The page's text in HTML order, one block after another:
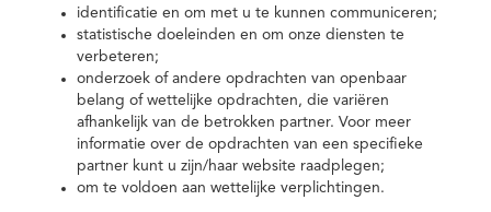
identificatie en om met u te kunnen communiceren;
statistische doeleinden en om onze diensten te
verbeteren;
onderzoek of andere opdrachten van openbaar
belang of wettelijke opdrachten, die variëren
afhankelijk van de betrokken partner. Voor meer
informatie over de opdrachten van een specifieke
partner kunt u zijn/haar website raadplegen;
om te voldoen aan wettelijke verplichtingen.